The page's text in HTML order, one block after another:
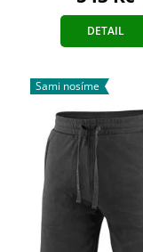
DETAIL
Sami nosíme